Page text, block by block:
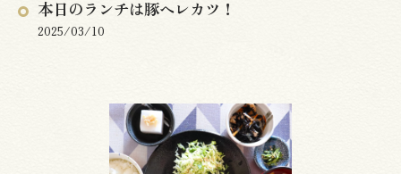
本日のランチは豚ヘレカツ！
2025/03/10